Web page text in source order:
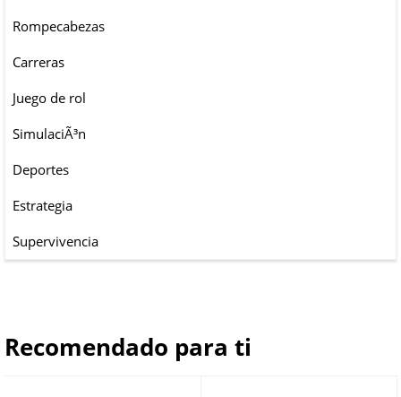
Rompecabezas
Carreras
Juego de rol
SimulaciÃ³n
Deportes
Estrategia
Supervivencia
Recomendado para ti